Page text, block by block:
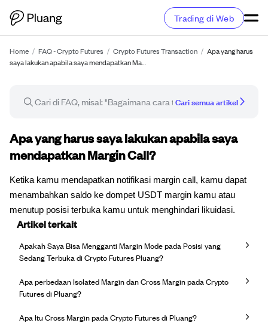
Trading di Web
Home / FAQ - Crypto Futures / Crypto Futures Transaction / Apa yang harus
saya lakukan apabila saya mendapatkan Ma…
Cari semua artikel
Artikel FAQ
Apa yang harus saya lakukan apabila saya
mendapatkan Margin Call?
Ketika kamu mendapatkan notifikasi margin call, kamu dapat
menambahkan saldo ke dompet USDT margin kamu atau
menutup posisi terbuka kamu untuk menghindari likuidasi.
Artikel terkait
Apakah Saya Bisa Mengganti Margin Mode pada Posisi yang
Sedang Terbuka di Crypto Futures Pluang?
Apa perbedaan Isolated Margin dan Cross Margin pada Crypto
Futures di Pluang?
Apa Itu Cross Margin pada Crypto Futures di Pluang?